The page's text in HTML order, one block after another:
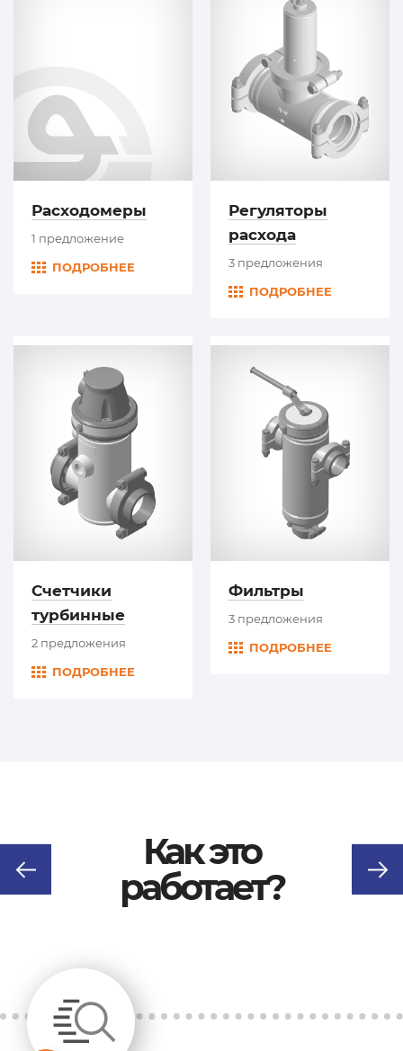
Расходомеры
1 предложение
ПОДРОБНЕЕ
Регуляторы
расхода
3 предложения
ПОДРОБНЕЕ
Счетчики
турбинные
2 предложения
ПОДРОБНЕЕ
Фильтры
3 предложения
ПОДРОБНЕЕ
Как это
работает?